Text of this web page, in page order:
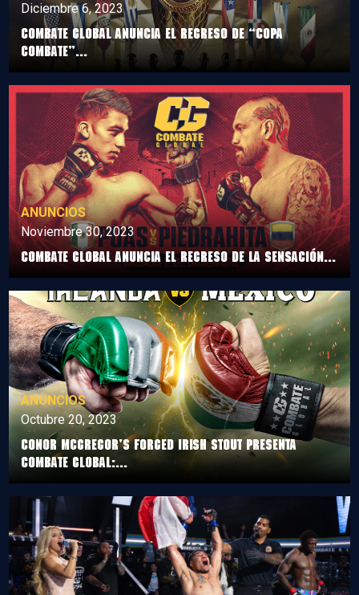
Diciembre 6, 2023
COMBATE GLOBAL ANUNCIA EL REGRESO DE “COPA
COMBATE”...
ANUNCIOS
Noviembre 30, 2023
COMBATE GLOBAL ANUNCIA EL REGRESO DE LA SENSACIÓN...
ANUNCIOS
Octubre 20, 2023
CONOR MCGREGOR’S FORGED IRISH STOUT PRESENTA
COMBATE GLOBAL:...